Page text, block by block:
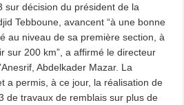
sur décision du président de la
Tebboune, avancent “à une bonne
au niveau de sa première section, à
sur 200 km”, a affirmé le directeur
Abdelkader Mazar. La
a permis, à ce jour, la réalisation de
de travaux de remblais sur plus de